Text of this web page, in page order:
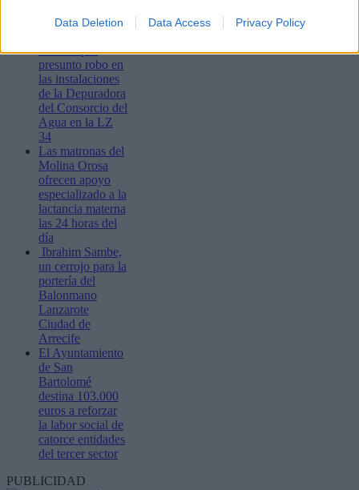
Data Deletion Data Access Privacy Policy
fin de semana
varones por
presunto robo en
las instalaciones
de la Depuradora
del Consorcio del
Agua en la LZ
34
Las matronas del
Molina Orosa
ofrecen apoyo
especializado a la
lactancia materna
las 24 horas del
día
Ibrahim Sambe,
un cerrojo para la
portería del
Balonmano
Lanzarote
Ciudad de
Arrecife
El Ayuntamiento
de San
Bartolomé
destina 103.000
euros a reforzar
la labor social de
catorce entidades
del tercer sector
PUBLICIDAD